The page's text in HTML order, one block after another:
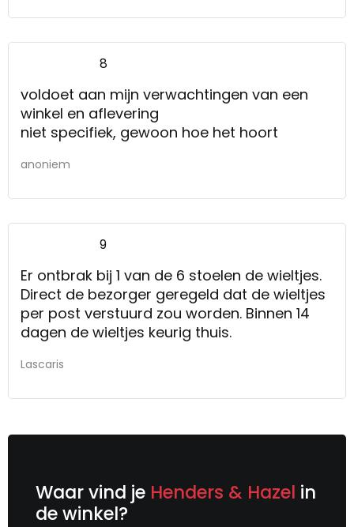
prima
8
voldoet aan mijn verwachtingen van een
winkel en aflevering
niet specifiek, gewoon hoe het hoort
anoniem
9
Er ontbrak bij 1 van de 6 stoelen de wieltjes.
Direct de bezorger geregeld dat de wieltjes
per post verstuurd zou worden. Binnen 14
dagen de wieltjes keurig thuis.
Lascaris
Waar vind je Henders & Hazel in
de winkel?